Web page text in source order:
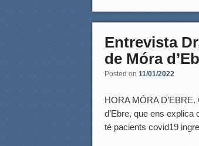
Entrevista
de Móra
Posted on 11/01/2022
HORA MÓRA
d’Ebre, que ens explica
té pacients covid19